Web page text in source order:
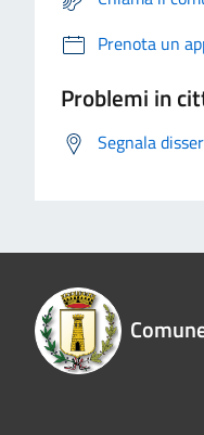
Prenota un
Problemi in
Segnala